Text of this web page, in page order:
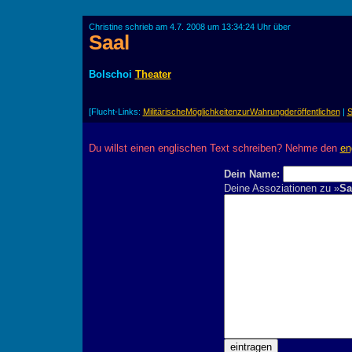
Christine schrieb am 4.7. 2008 um 13:34:24 Uhr über
Saal
Bolschoi Theater
[Flucht-Links: MilitärischeMöglichkeitenzurWahrungderöffentlichen|
Du willst einen englischen Text schreiben? Nehme den
Dein Name:
Deine Assoziationen zu »